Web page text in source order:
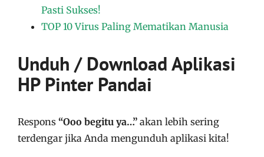
Pasti Sukses!
TOP 10 Virus Paling Mematikan Manusia
Unduh / Download Aplikasi
HP Pinter Pandai
Respons “Ooo begitu ya…” akan lebih sering
terdengar jika Anda mengunduh aplikasi kita!